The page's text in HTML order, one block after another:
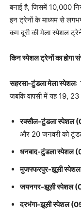
बनाई है, जिसमें 10,000
इन ट्रेनों के माध्यम से
कम दूरी की मेला स्पेशल
किन स्पेशल ट्रेनों का होगा
सहरसा-टुंडला मेला स्पेशल:
जबकि वापसी में यह 19,
रक्सौल-टुंडला
और 20 जनवरी को
धनबाद-टुंडला
मुजफ्फरपुर-झूसी
जयनगर-झूसी स्पेशल
दरभंगा-झूसी स्पेशल